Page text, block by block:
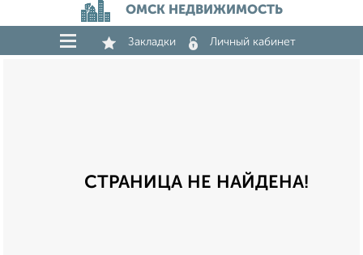
ОМСК НЕДВИЖИМОСТЬ
Закладки Личный кабинет
СТРАНИЦА НЕ НАЙДЕНА!